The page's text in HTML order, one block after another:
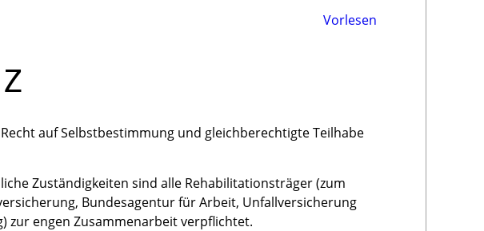
Vorlesen
auf Selbstbestimmung und gleichberechtigte Teilhabe
Zuständigkeiten sind alle Rehabilitationsträger (zum
Bundesagentur für Arbeit, Unfallversicherung
zur engen Zusammenarbeit verpflichtet.